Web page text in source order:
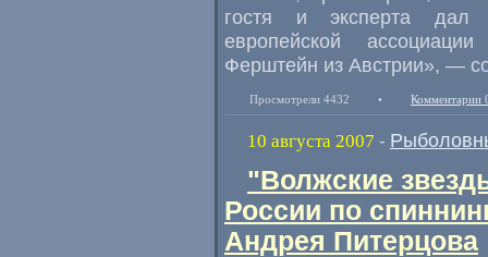
гостя и эксперта дал
европейской
Ферштейн из Австрии», —
Просмотрели 4432 • Комментарии
10 августа 2007 -
"Волжские
России по
Андрея Питерцова